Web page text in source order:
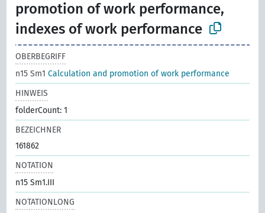
promotion of work performance,
indexes of work performance
OBERBEGRIFF
n15 Sm1Calculation and promotion of work performance
HINWEIS
folderCount: 1
BEZEICHNER
161862
NOTATION
n15 Sm1.III
NOTATIONLONG